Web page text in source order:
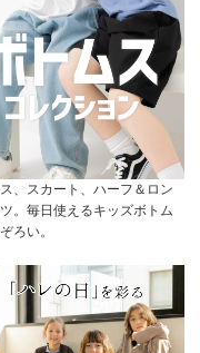
、スカート、ハーフ＆ロン
。毎日使えるキッズボトム
ろい。